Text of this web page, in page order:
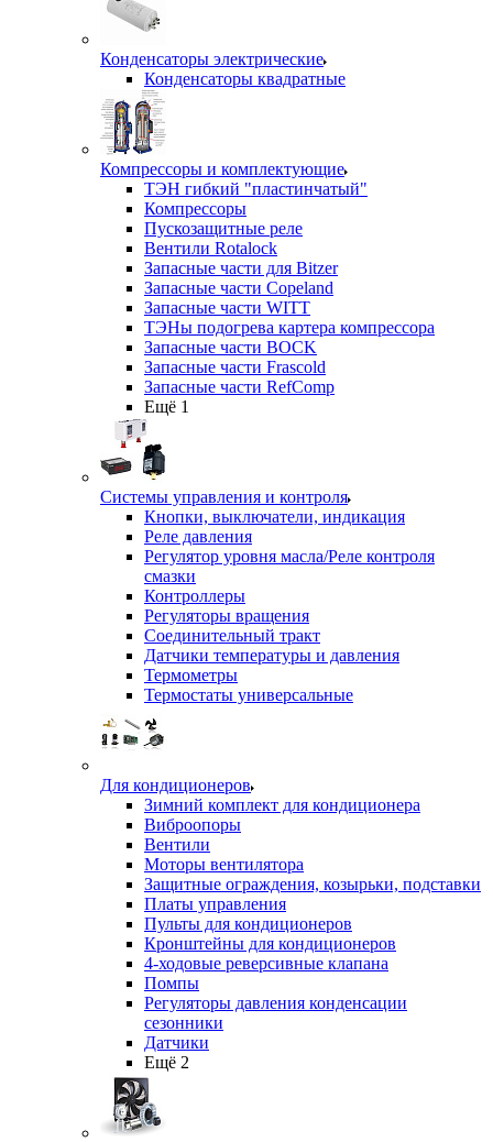
Конденсаторы электрические
Конденсаторы квадратные
Компрессоры и комплектующие
ТЭН гибкий "пластинчатый"
Компрессоры
Пускозащитные реле
Вентили Rotalock
Запасные части для Bitzer
Запасные части Copeland
Запасные части WITT
ТЭНы подогрева картера компрессора
Запасные части BOCK
Запасные части Frascold
Запасные части RefComp
Ещё 1
Системы управления и контроля
Кнопки, выключатели, индикация
Реле давления
Регулятор уровня масла/Реле контроля
смазки
Контроллеры
Регуляторы вращения
Соединительный тракт
Датчики температуры и давления
Термометры
Термостаты универсальные
Для кондиционеров
Зимний комплект для кондиционера
Виброопоры
Вентили
Моторы вентилятора
Защитные ограждения, козырьки, подставки
Платы управления
Пульты для кондиционеров
Кронштейны для кондиционеров
4-ходовые реверсивные клапана
Помпы
Регуляторы давления конденсации
сезонники
Датчики
Ещё 2